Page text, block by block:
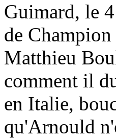
Guimard, le
de
Matthieu
comment il
en Italie,
qu'Arnould